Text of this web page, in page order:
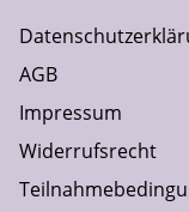
AGB
Impressum
Widerrufsrecht